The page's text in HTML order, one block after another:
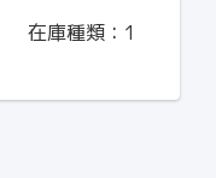
在庫種類： 1